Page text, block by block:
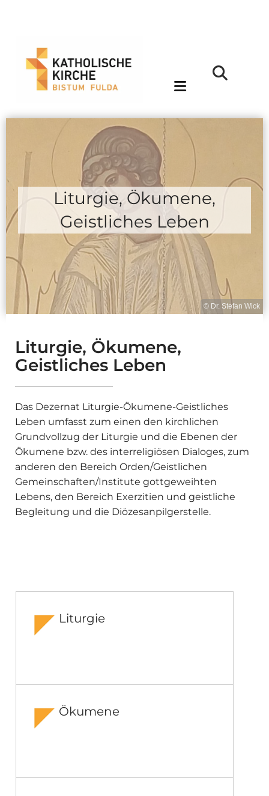
Liturgie, Ökumene,
Geistliches Leben
© Dr. Stefan Wick
Liturgie, Ökumene,
Geistliches Leben
Das Dezernat Liturgie-Ökumene-Geistliches
Leben umfasst zum einen den kirchlichen
Grundvollzug der Liturgie und die Ebenen der
Ökumene bzw. des interreligiösen Dialoges, zum
anderen den Bereich Orden/Geistlichen
Gemeinschaften/Institute gottgeweihten
Lebens, den Bereich Exerzitien und geistliche
Begleitung und die Diözesanpilgerstelle.
Liturgie
Ökumene